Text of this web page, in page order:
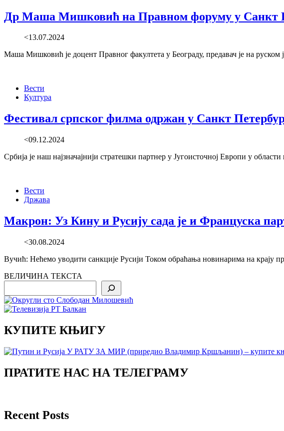
Др Маша Мишковић на Правном форуму у Санкт
<13.07.2024
Маша Мишковић је доцент Правног факултета у Београду, предавач је на руском
Вести
Култура
Фестивал српског филма одржан у Санкт
<09.12.2024
Србија је наш најзначајнији стратешки партнер у Југоисточној Европи у
Вести
Држава
Макрон: Уз Кину и Русију сада је и Француска
<30.08.2024
Вучић: Нећемо уводити санкције Русији Током обраћања новинарима на крају
ВЕЛИЧИНА ТЕКСТА
КУПИТЕ КЊИГУ
ПРАТИТЕ НАС НА ТЕЛЕГРАМУ
Recent Posts